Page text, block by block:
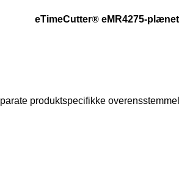
eTimeCutter® eMR4275-
produktspecifikke